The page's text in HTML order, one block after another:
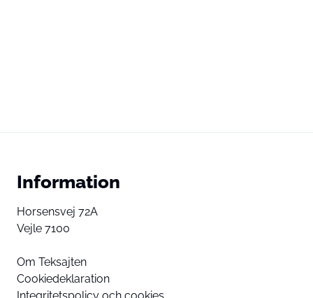
Information
Horsensvej 72A
Vejle 7100
Om Teksajten
Cookiedeklaration